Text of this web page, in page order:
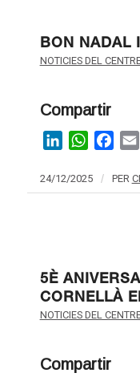
BON NADAL
NOTICIES DEL
Compartir
LinkedIn
24/12/2025 / PER
5È
CORNELLÀ
NOTICIES DEL
Compartir